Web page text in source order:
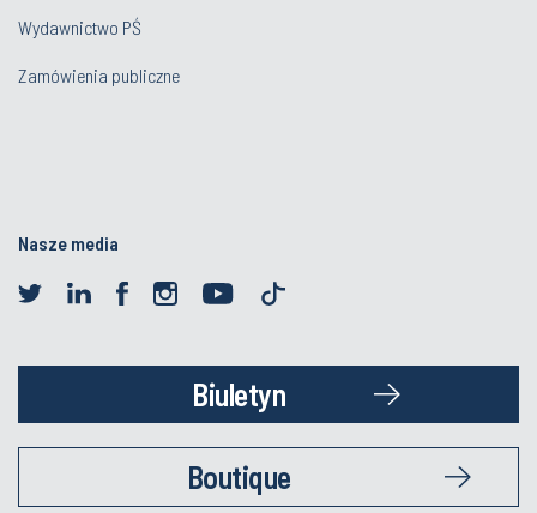
Wydawnictwo PŚ
Zamówienia publiczne
Nasze media
Biuletyn
Boutique